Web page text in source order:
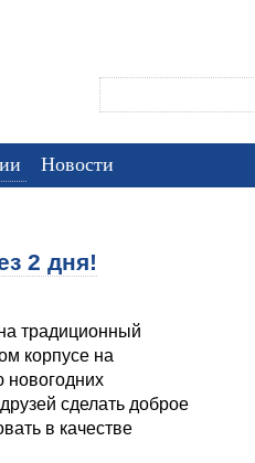
Новости
2 дня!
традиционный
корпусе на
новогодних
сделать доброе
в качестве